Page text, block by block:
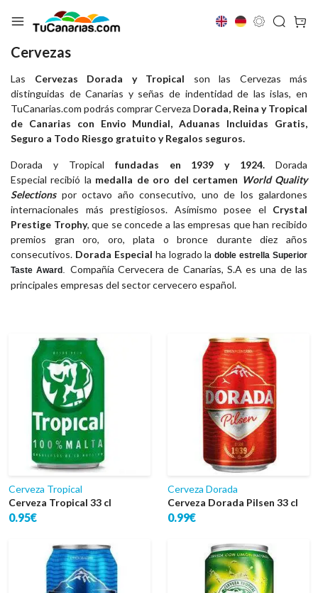
Cervezas
Las Cervezas Dorada y Tropical son las Cervezas más
distinguidas de Canarias y señas de indentidad de las islas, en
TuCanarias.com podrás comprar Cerveza Dorada, Reina y Tropical
de Canarias con Envio Mundial, Aduanas Incluidas Gratis,
Seguro a Todo Riesgo gratuito y Regalos seguros.
Dorada y Tropical fundadas en 1939 y 1924. Dorada
Especial recibió la medalla de oro del certamen World Quality
Selectionspor octavo año consecutivo, uno de los galardones
internacionales más prestigiosos. Asímismo posee el Crystal
Prestige Trophy, que se concede a las empresas que han recibido
premios gran oro, oro, plata o bronce durante diez años
consecutivos. Dorada Especial ha logrado ladoble estrella Superior
Taste Award
Compañía Cervecera de Canarias, S.A es una de las
principales empresas del sector cervecero español.
Cerveza Tropical
Cerveza Tropical 33 cl
0.95€
Cerveza Dorada
Cerveza Dorada Pilsen 33 cl
0.99€